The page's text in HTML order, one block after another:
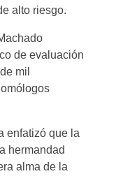
alto riesgo.
de evaluación
mil
enfatizó que la
hermandad
alma de la